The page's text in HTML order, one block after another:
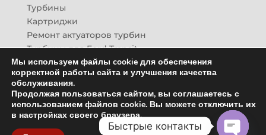
Турбины
Картриджи
Ремонт актуаторов турбин
Турбины для Ford Transit
Турбины для Mazda CX-7
Картридж для ГАЗон-Next
Турбины HINO (Хино)
Купить новую турбину
Контакты
Оптовикам
Мы используем файлы cookie для обеспечения
корректной работы сайта и улучшения качества
обслуживания.
Продолжая пользоваться сайтом, вы соглашаетесь с
использованием файлов cookie. Вы можете отключить их
в настройках своего браузера.
Быстрые контакты